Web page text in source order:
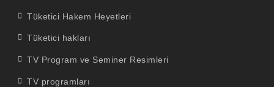
Tüketici Hakem Heyetleri
Tüketici hakları
TV Program ve Seminer Resimleri
TV programları